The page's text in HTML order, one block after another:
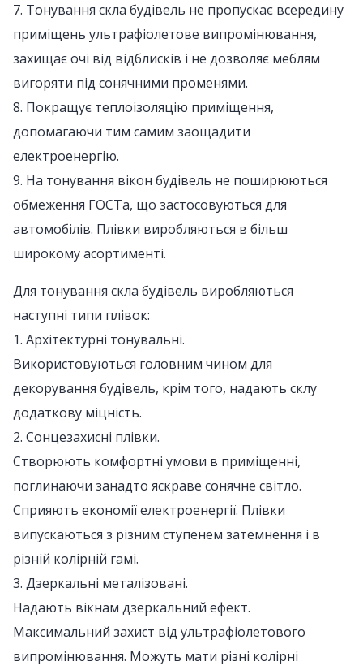
7. Тонування скла будівель не пропускає всередину
приміщень ультрафіолетове випромінювання,
захищає очі від відблисків і не дозволяє меблям
вигоряти під сонячними променями.
8. Покращує теплоізоляцію приміщення,
допомагаючи тим самим заощадити
електроенергію.
9. На тонування вікон будівель не поширюються
обмеження ГОСТа, що застосовуються для
автомобілів. Плівки виробляються в більш
широкому асортименті.
Для тонування скла будівель виробляються
наступні типи плівок:
1. Архітектурні тонувальні.
Використовуються головним чином для
декорування будівель, крім того, надають склу
додаткову міцність.
2. Сонцезахисні плівки.
Створюють комфортні умови в приміщенні,
поглинаючи занадто яскраве сонячне світло.
Сприяють економії електроенергії. Плівки
випускаються з різним ступенем затемнення і в
різній колірній гамі.
3. Дзеркальні металізовані.
Надають вікнам дзеркальний ефект.
Максимальний захист від ультрафіолетового
випромінювання. Можуть мати різні колірні